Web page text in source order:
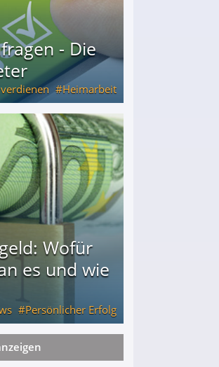
- Die
Heimarbeit
Wofür
es und wie
Persönlicher Erfolg